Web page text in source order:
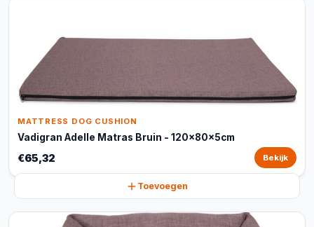
MATTRESS DOG CUSHION
Vadigran Adelle Matras Bruin - 120x80x5cm
€65,32 Bekijk
Toevoegen